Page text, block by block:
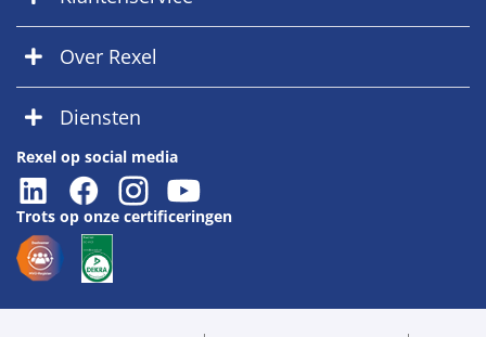
Over Rexel
Diensten
Rexel op social media
Trots op onze certificeringen